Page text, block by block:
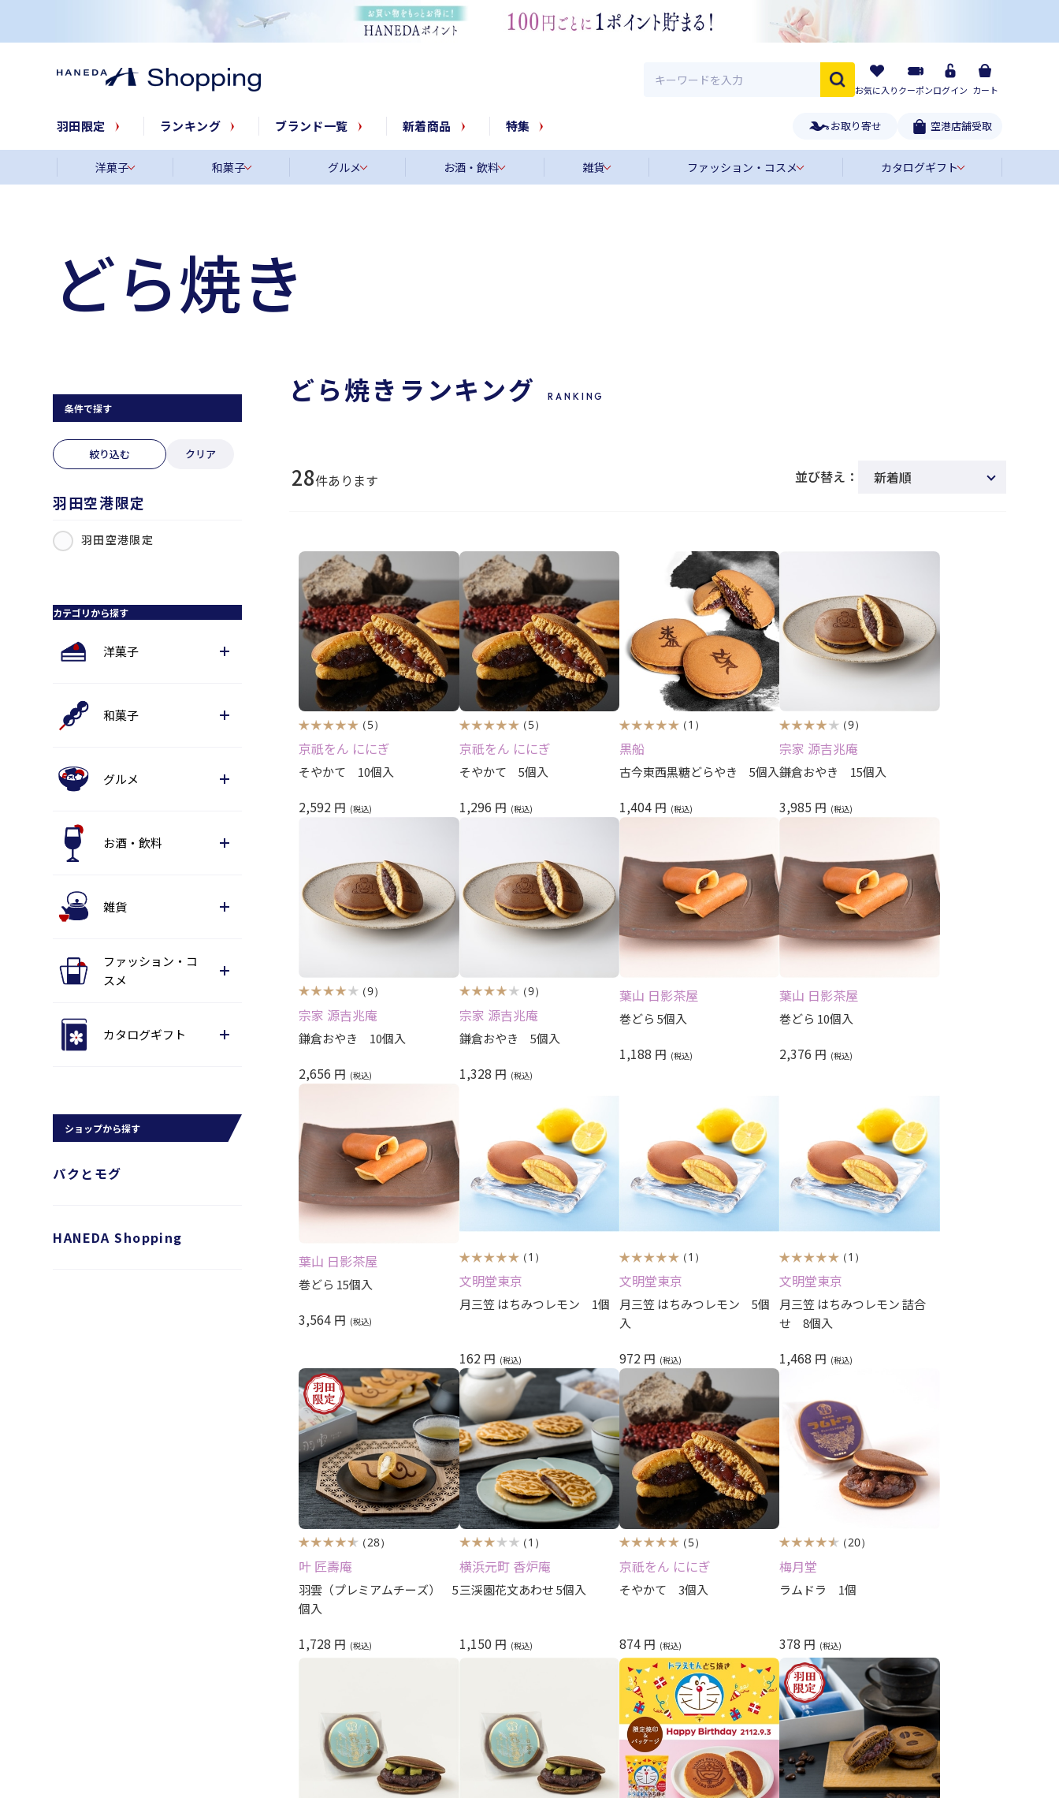
お気に入りクーポンログイン カート
羽田限定 ランキング ブランド一覧 新着商品 特集 お取り寄せ 空港店舗受取
洋菓子 和菓子 グルメ お酒・飲料 雑貨 ファッション・コスメ カタログギフト
どら焼き
条件で探す
絞り込む クリア
羽田空港限定
羽田空港限定
カテゴリから探す
洋菓子
和菓子
グルメ
お酒・飲料
雑貨
ファッション・コ
スメ
カタログギフト
ショップから探す
パクとモグ
HANEDA Shopping
どら焼き ランキング RANKING
28件あります 並び替え：
新着順
価格(高い順)
発売日＋商品名
レビュー順
レビュー評価順
（5）
京祇をん ににぎ
そやかて 10個入
2,592 円
（5）
京祇をん ににぎ
そやかて 5個入
1,296 円
（1）
黒船
古今東西黒糖どらやき 5個入
1,404 円
（9）
宗家 源吉兆庵
鎌倉おやき 15個入
3,985 円
（9）
宗家 源吉兆庵
鎌倉おやき 10個入
2,656 円
（9）
宗家 源吉兆庵
鎌倉おやき 5個入
1,328 円
葉山 日影茶屋
巻どら 5個入
1,188 円
葉山 日影茶屋
巻どら 10個入
2,376 円
葉山 日影茶屋
巻どら 15個入
3,564 円
（1）
文明堂東京
月三笠 はちみつレモン 1個
162 円
（1）
文明堂東京
月三笠 はちみつレモン 5個
入
972 円
（1）
文明堂東京
月三笠 はちみつレモン 詰合
せ 8個入
1,468 円
（28）
叶 匠壽庵
羽雲（プレミアムチーズ） 5
個入
1,728 円
（1）
横浜元町 香炉庵
三渓園花文あわせ 5個入
1,150 円
（5）
京祇をん ににぎ
そやかて 3個入
874 円
（20）
梅月堂
ラムドラ 1個
378 円